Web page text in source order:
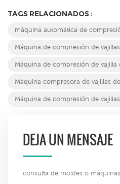
TAGS RELACIONADOS :
máquina automática de
Máquina de compresión de
Máquina de compresión de vajilla
Máquina compresora de vajillas
Máquina de compresión de
DEJA UN MENSAJE
consulta de moldes o